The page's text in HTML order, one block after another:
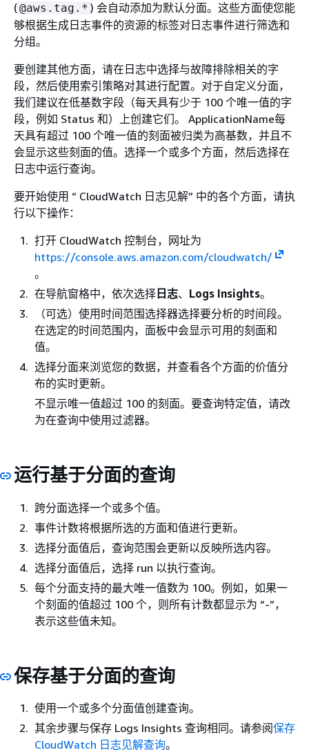
(@aws.tag.* ) 会自动添加为默认分面。这些方面使您能
够根据生成日志事件的资源的标签对日志事件进行筛选和
分组。
要创建其他方面，请在日志中选择与故障排除相关的字
段，然后使用索引策略对其进行配置。对于自定义分面，
我们建议在低基数字段（每天具有少于 100 个唯一值的字
段，例如 Status 和）上创建它们。 ApplicationName每
天具有超过 100 个唯一值的刻面被归类为高基数，并且不
会显示这些刻面的值。选择一个或多个方面，然后选择在
日志中运行查询。
要开始使用 “ CloudWatch 日志见解” 中的各个方面，请执
行以下操作：
打开 CloudWatch 控制台，网址为
https://console.aws.amazon.com/cloudwatch/
。
在导航窗格中，依次选择 日志、 Logs Insights。
（可选）使用时间范围选择器选择要分析的时间段。
在选定的时间范围内，面板中会显示可用的刻面和
值。
选择分面来浏览您的数据，并查看各个方面的价值分
布的实时更新。
不显示唯一值超过 100 的刻面。要查询特定值，请改
为在查询中使用过滤器。
运行基于分面的查询
跨分面选择一个或多个值。
事件计数将根据所选的方面和值进行更新。
选择分面值后，查询范围会更新以反映所选内容。
选择分面值后，选择 run 以执行查询。
每个分面支持的最大唯一值数为 100。例如，如果一
个刻面的值超过 100 个，则所有计数都显示为 “-”，
表示这些值未知。
保存基于分面的查询
使用一个或多个分面值创建查询。
其余步骤与保存 Logs Insights 查询相同。请参阅保存
CloudWatch 日志见解查询。